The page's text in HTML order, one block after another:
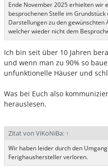
Ende November 2025 erhielten wir
besprochenen Stelle im
Darstellungen zu den
welcher wieder nicht dem
Ich bin seit über 10 Jahren
und wenn man zu 90% so
unfunktionelle Häuser und
Was bei Euch also
herauslesen.
Zitat von ViKoNiBa: ↑
Wir haben leider durch den
Ferighaushersteller verloren.